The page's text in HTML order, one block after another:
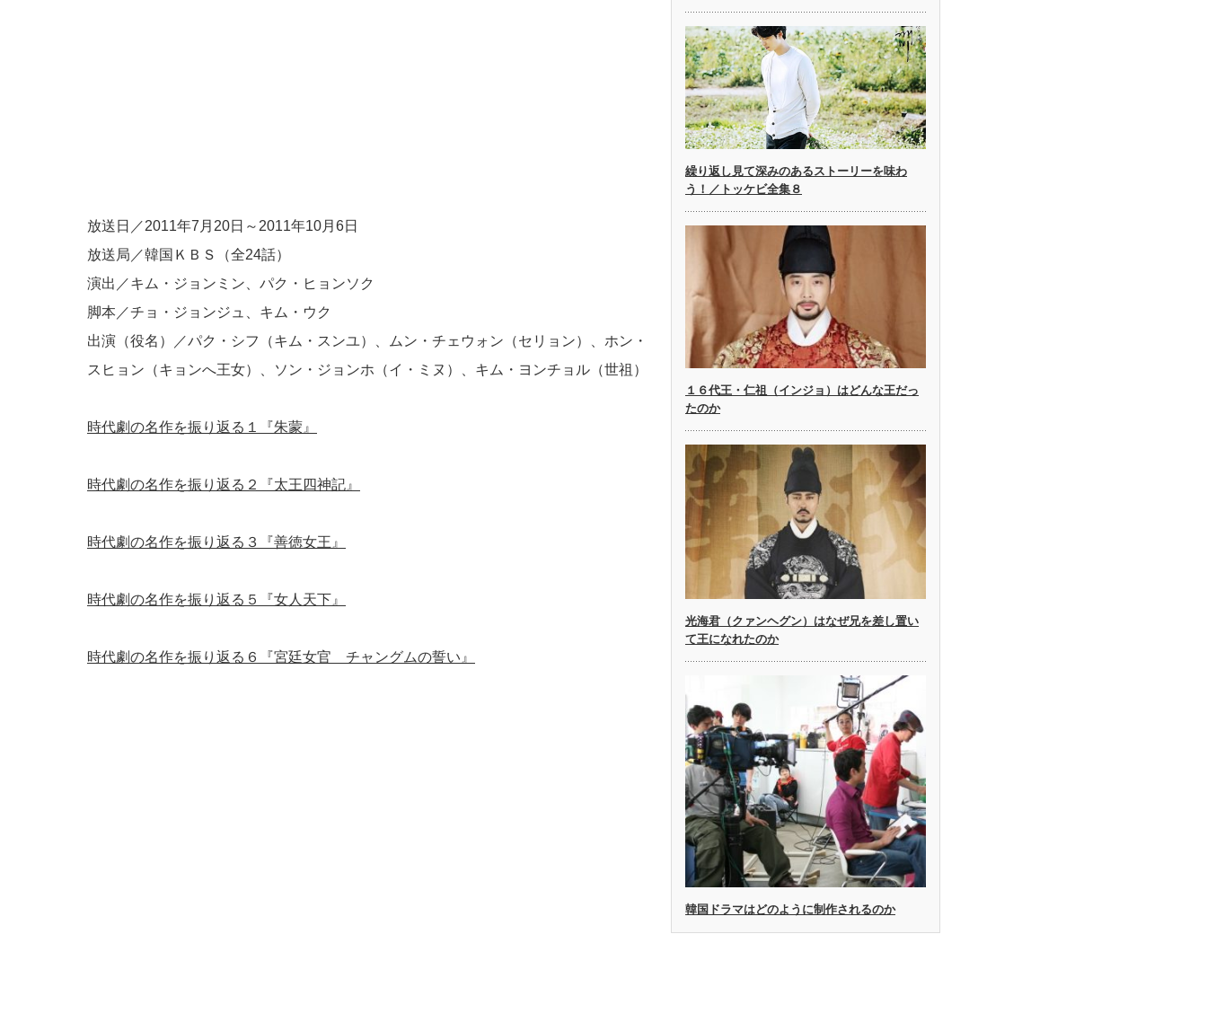
放送日／2011年7月20日～2011年10月6日
放送局／韓国ＫＢＳ（全24話）
演出／キム・ジョンミン、パク・ヒョンソク
脚本／チョ・ジョンジュ、キム・ウク
出演（役名）／パク・シフ（キム・スンユ）、ムン・チェウォン（セリョン）、ホン・
スヒョン（キョンへ王女）、ソン・ジョンホ（イ・ミヌ）、キム・ヨンチョル（世祖）
時代劇の名作を振り返る１『朱蒙』
時代劇の名作を振り返る２『太王四神記』
時代劇の名作を振り返る３『善徳女王』
時代劇の名作を振り返る５『女人天下』
時代劇の名作を振り返る６『宮廷女官 チャングムの誓い』
繰り返し見て深みのあるストーリーを味わ
う！／トッケビ全集８
１６代王・仁祖（インジョ）はどんな王だっ
たのか
光海君（クァンヘグン）はなぜ兄を差し置い
て王になれたのか
韓国ドラマはどのように制作されるのか